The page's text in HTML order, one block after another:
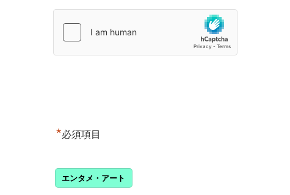
*必須項目
エンタメ・アート